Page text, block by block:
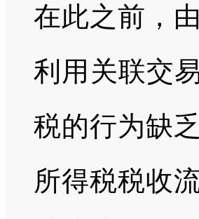
在此之前，
利用关联交
税的行为缺
所得税税收